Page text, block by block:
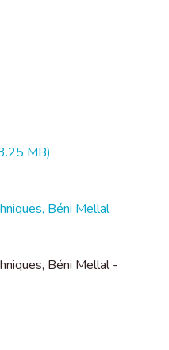
MB)
Béni Mellal
Béni Mellal -